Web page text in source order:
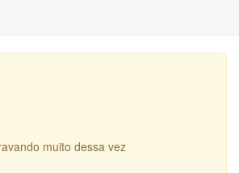
muito dessa vez